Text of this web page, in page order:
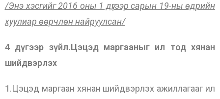
/Энэ хэсгийг 2016 оны 1 дүгээр сарын 19-ны өдрийн
хуулиар өөрчлөн найруулсан/
4 дүгээр зүйл.Цэцэд маргааныг ил тод хянан
шийдвэрлэх
1.Цэцэд маргаан хянан шийдвэрлэх ажиллагааг ил